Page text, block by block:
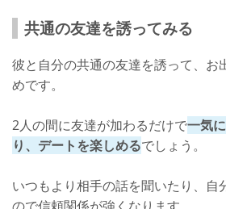
共通の友達を誘ってみる
彼と自分の共通の友達を誘って、お
めです。
2人の間に友達が加わるだけで一気
り、デートを楽しめるでしょう。
いつもより相手の話を聞いたり、自
ので信頼関係が強くなります。